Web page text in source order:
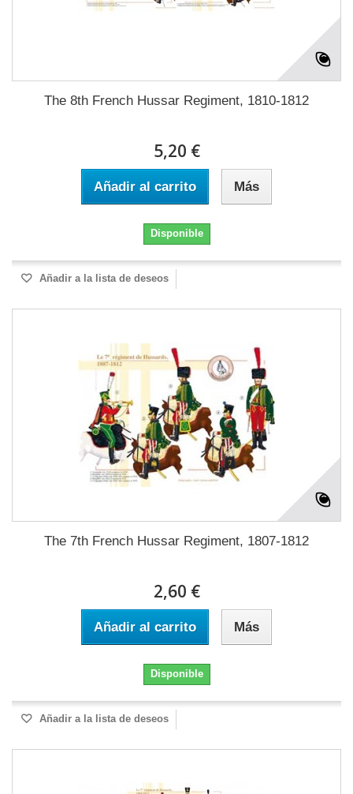
The 8th French Hussar Regiment, 1810-1812
5,20 €
Añadir al carrito Más
Disponible
Añadir a la lista de deseos
The 7th French Hussar Regiment, 1807-1812
2,60 €
Añadir al carrito Más
Disponible
Añadir a la lista de deseos